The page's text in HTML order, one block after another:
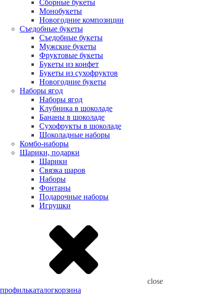
Сборные букеты
Монобукеты
Новогодние композиции
Съедобные букеты
Съедобные букеты
Мужские букеты
Фруктовые букеты
Букеты из конфет
Букеты из сухофруктов
Новогодние букеты
Наборы ягод
Наборы ягод
Клубника в шоколаде
Бананы в шоколаде
Сухофрукты в шоколаде
Шоколадные наборы
Комбо-наборы
Шарики, подарки
Шарики
Связка шаров
Наборы
Фонтаны
Подарочные наборы
Игрушки
close
профилькаталогкорзина